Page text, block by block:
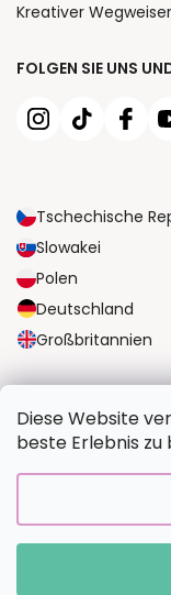
Diese Website
beste Erlebnis zu
FOLGEN SIE UNS
Tschechische
Slowakei
Polen
Deutschland
Großbritannien
Kreativer Wegweiser
SICHERE